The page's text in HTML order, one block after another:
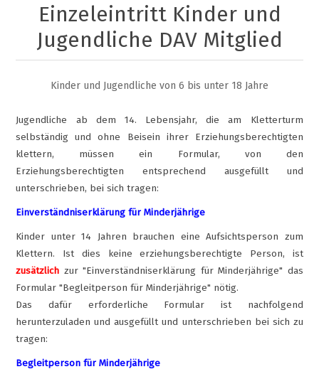
Einzeleintritt Kinder und
Jugendliche DAV Mitglied
Kinder und Jugendliche von 6 bis unter 18 Jahre
Jugendliche ab dem 14. Lebensjahr, die am Kletterturm
selbständig und ohne Beisein ihrer Erziehungsberechtigten
klettern, müssen ein Formular, von den
Erziehungsberechtigten entsprechend ausgefüllt und
unterschrieben, bei sich tragen:
Einverständniserklärung für Minderjährige
Kinder unter 14 Jahren brauchen eine Aufsichtsperson zum
Klettern. Ist dies keine erziehungsberechtigte Person, ist
zusätzlich zur "Einverständniserklärung für Minderjährige" das
Formular "Begleitperson für Minderjährige" nötig.
Das dafür erforderliche Formular ist nachfolgend
herunterzuladen und ausgefüllt und unterschrieben bei sich zu
tragen:
Begleitperson für Minderjährige